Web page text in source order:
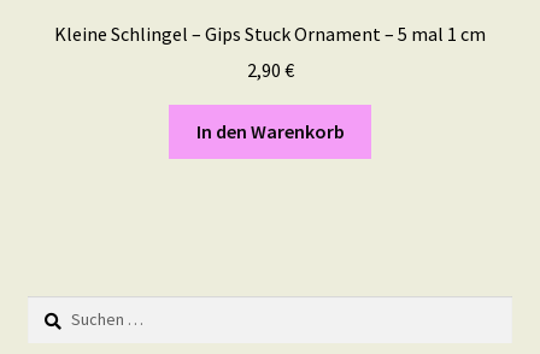
Kleine Schlingel – Gips Stuck Ornament – 5 mal 1 cm
2,90 €
In den Warenkorb
Suchen
nach: